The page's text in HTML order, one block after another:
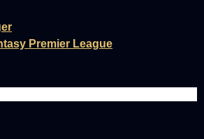
Premier League